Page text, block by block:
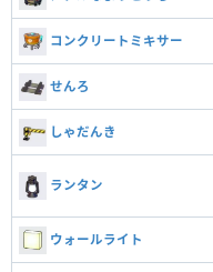
コンクリートミキサー
せんろ
しゃだんき
ランタン
ウォールライト